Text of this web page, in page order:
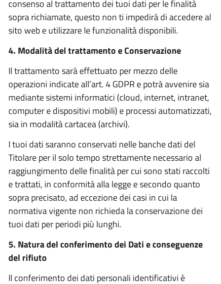
consenso al trattamento dei tuoi dati per le finalità
sopra richiamate, questo non ti impedirà di accedere al
sito web e utilizzare le funzionalità disponibili.
4. Modalità del trattamento e Conservazione
Il trattamento sarà effettuato per mezzo delle
operazioni indicate all’art. 4 GDPR e potrà avvenire sia
mediante sistemi informatici (cloud, internet, intranet,
computer e dispositivi mobili) e processi automatizzati,
sia in modalità cartacea (archivi).
I tuoi dati saranno conservati nelle banche dati del
Titolare per il solo tempo strettamente necessario al
raggiungimento delle finalità per cui sono stati raccolti
e trattati, in conformità alla legge e secondo quanto
sopra precisato, ad eccezione dei casi in cui la
normativa vigente non richieda la conservazione dei
tuoi dati per periodi più lunghi.
5. Natura del conferimento dei Dati e conseguenze
del rifiuto
Il conferimento dei dati personali identificativi è